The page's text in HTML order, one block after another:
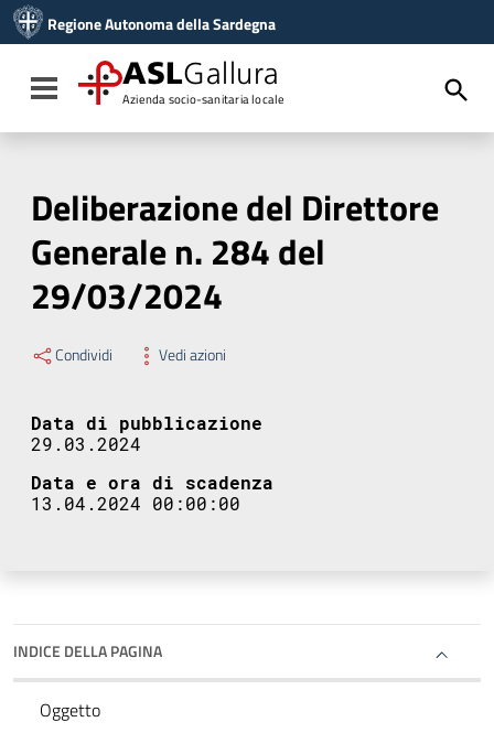
Vai al menu di navigazione
Vai al footer
Regione Autonoma della Sardegna
Toggle navigation
ASLGallura
Azienda socio-sanitaria locale
Deliberazione del Direttore
Generale n. 284 del
29/03/2024
Condividi Vedi azioni
Data di pubblicazione
29.03.2024
Data e ora di scadenza
13.04.2024 00:00:00
INDICE DELLA PAGINA
Oggetto